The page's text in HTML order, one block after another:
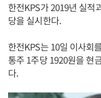
한전KPS가 2019년 실적
당을 실시한다.
한전KPS는 10일 이사회
통주 1주당 1920원을 현
다.